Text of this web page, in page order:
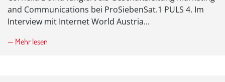
and Communications bei ProSiebenSat.1 PULS 4. Im
Interview mit Internet World Austria...
— Mehr lesen